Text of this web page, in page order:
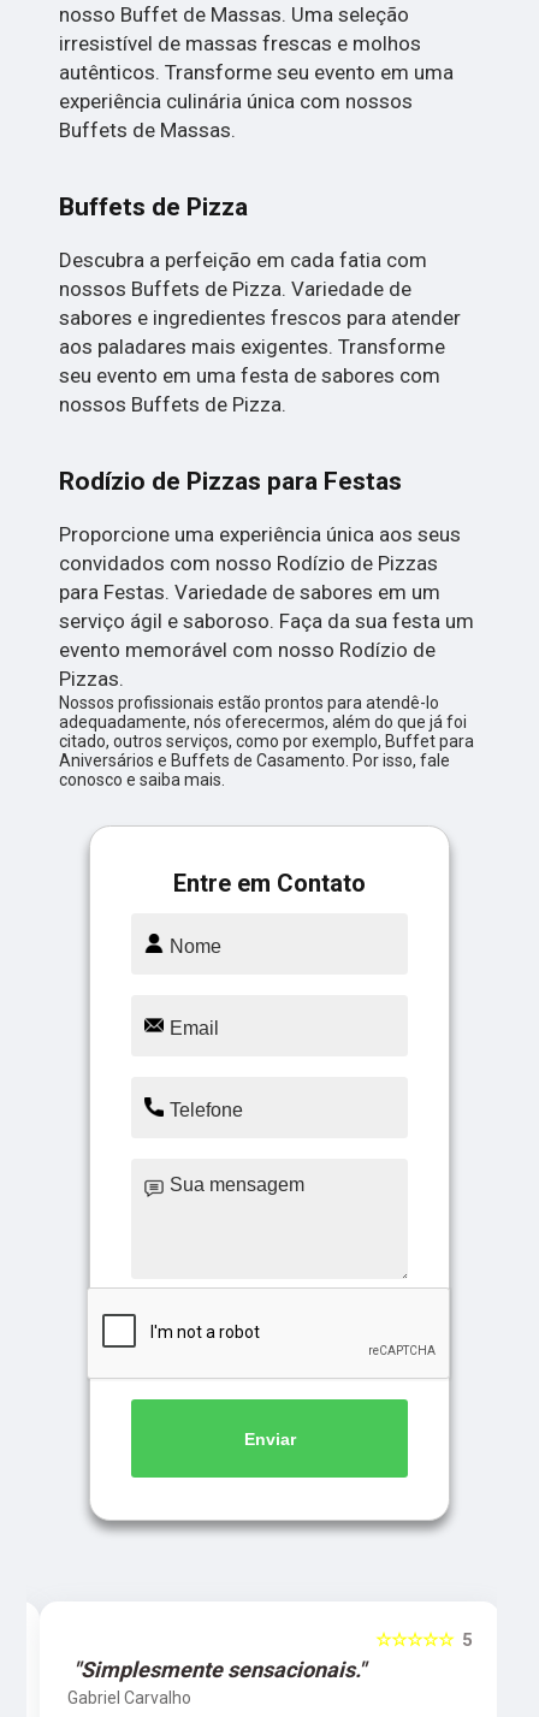
nosso Buffet de Massas. Uma seleção
irresistível de massas frescas e molhos
autênticos. Transforme seu evento em uma
experiência culinária única com nossos
Buffets de Massas.
Buffets de Pizza
Descubra a perfeição em cada fatia com
nossos Buffets de Pizza. Variedade de
sabores e ingredientes frescos para atender
aos paladares mais exigentes. Transforme
seu evento em uma festa de sabores com
nossos Buffets de Pizza.
Rodízio de Pizzas para Festas
Proporcione uma experiência única aos seus
convidados com nosso Rodízio de Pizzas
para Festas. Variedade de sabores em um
serviço ágil e saboroso. Faça da sua festa um
evento memorável com nosso Rodízio de
Pizzas.
Nossos profissionais estão prontos para atendê-lo
adequadamente, nós oferecermos, além do que já foi
citado, outros serviços, como por exemplo, Buffet para
Aniversários e Buffets de Casamento. Por isso, fale
conosco e saiba mais.
Entre em Contato
Enviar
5
☆☆☆☆☆
"Simplesmente sensacionais."
Gabriel Carvalho